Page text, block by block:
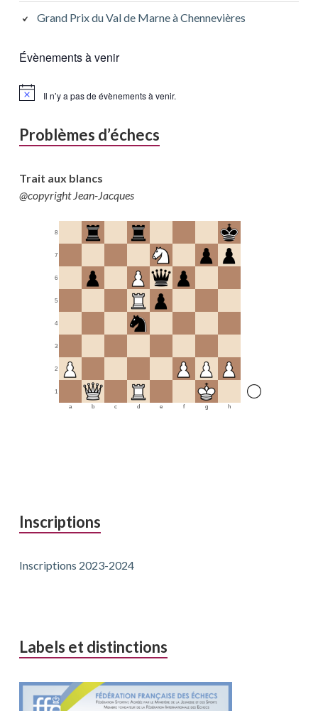
Grand Prix du Val de Marne à Chennevières
Évènements à venir
Il n’y a pas de évènements à venir.
Problèmes d’échecs
Trait aux blancs
@copyright Jean-Jacques
1
2
3
4
5
6
7
8
a b c d e f g h
Inscriptions
Inscriptions 2023-2024
Labels et distinctions